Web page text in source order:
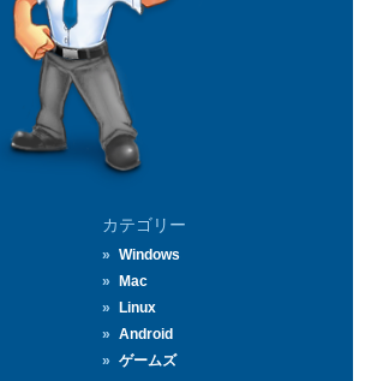
カテゴリー
Windows
Mac
Linux
Android
ゲームズ